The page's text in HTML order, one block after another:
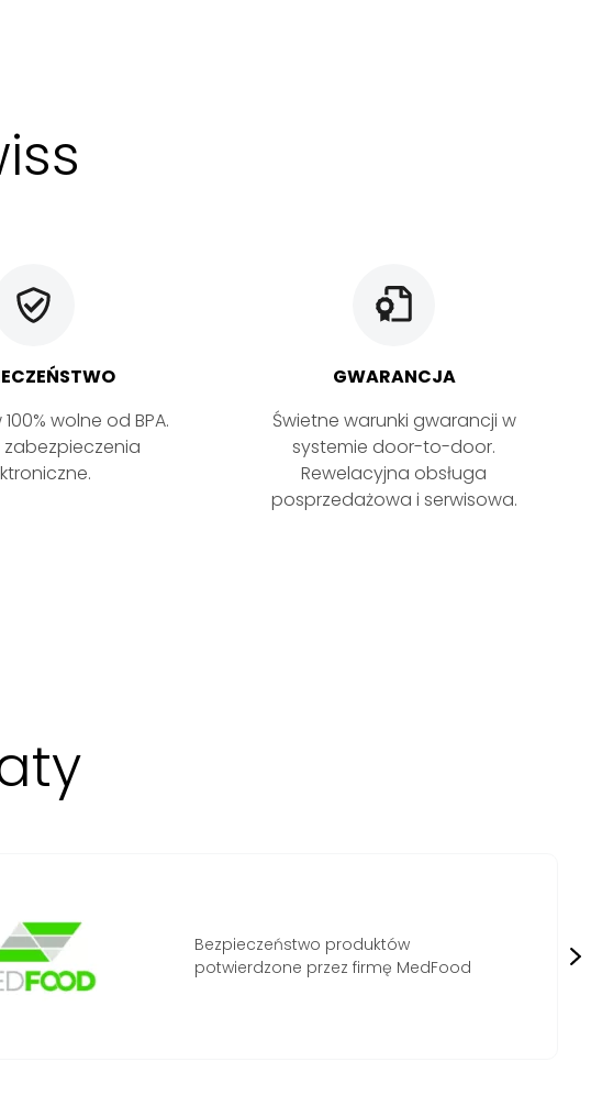
wolne od BPA.
zabezpieczenia
GWARANCJA
Świetne warunki gwarancji w
systemie door-to-door.
Rewelacyjna obsługa
posprzedażowa i serwisowa.
Laur konsumenta 2019